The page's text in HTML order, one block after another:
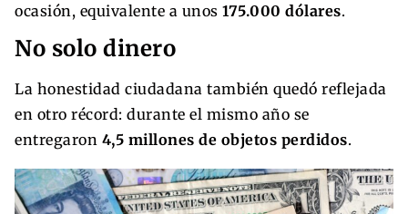
ocasión, equivalente a unos 175.000 dólares.
No solo dinero
La honestidad ciudadana también quedó reflejada
en otro récord: durante el mismo año se
entregaron 4,5 millones de objetos perdidos.